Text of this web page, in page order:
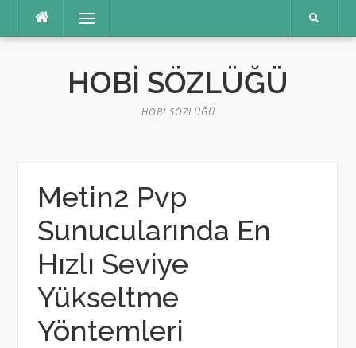
Menü
HOBI SÖZLÜĞÜ
HOBI SÖZLÜĞÜ
Metin2 Pvp
Sunucularında En
Hızlı Seviye
Yükseltme
Yöntemleri